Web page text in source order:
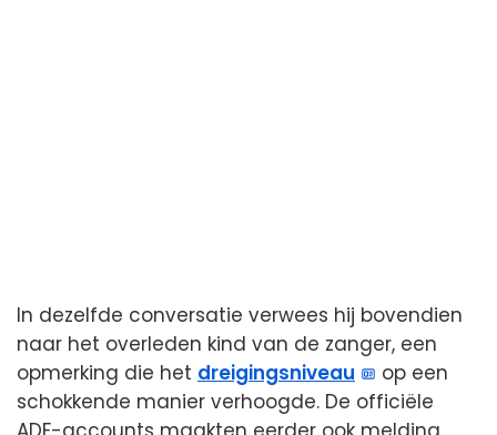
In dezelfde conversatie verwees hij bovendien
naar het overleden kind van de zanger, een
opmerking die het dreigingsniveau
op een
schokkende manier verhoogde. De officiële